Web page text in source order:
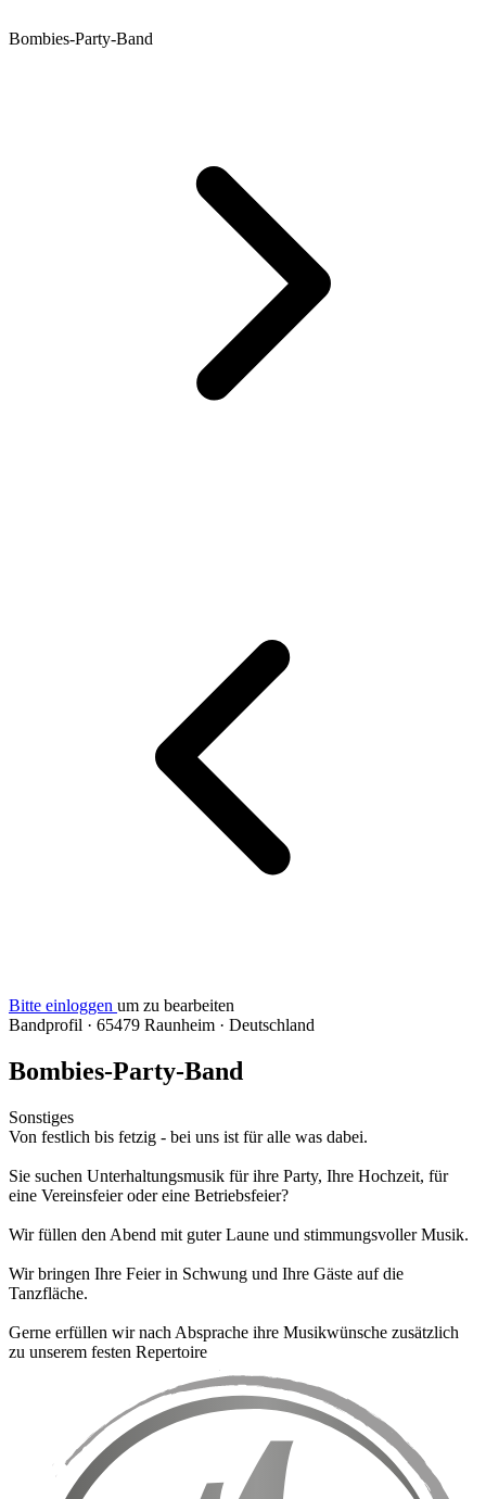
Bombies-Party-Band
Bitte einloggen um zu bearbeiten
Bandprofil · 65479 Raunheim · Deutschland
Bombies-Party-Band
Sonstiges
Von festlich bis fetzig - bei uns ist für alle was dabei.
Sie suchen Unterhaltungsmusik für ihre Party, Ihre Hochzeit, für
eine Vereinsfeier oder eine Betriebsfeier?
Wir füllen den Abend mit guter Laune und stimmungsvoller Musik.
Wir bringen Ihre Feier in Schwung und Ihre Gäste auf die
Tanzfläche.
Gerne erfüllen wir nach Absprache ihre Musikwünsche zusätzlich
zu unserem festen Repertoire